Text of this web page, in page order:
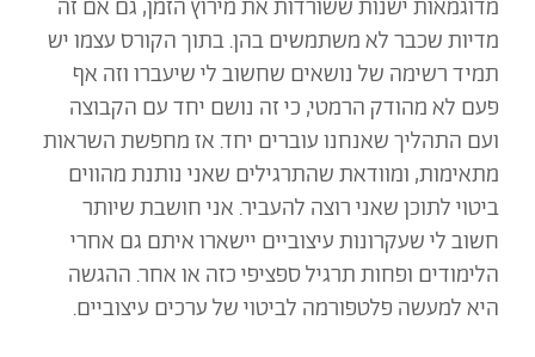
מדוגמאות ישנות ששורדות את מירוץ הזמן, גם אם זה
מדיות שכבר לא משתמשים בהן. בתוך הקורס עצמו יש
תמיד רשימה של נושאים שחשוב לי שיעברו וזה אף
פעם לא מהודק הרמטי, כי זה נושם יחד עם הקבוצה
ועם התהליך שאנחנו עוברים יחד. אז מחפשת השראות
מתאימות, ומוודאת שהתרגילים שאני נותנת מהווים
ביטוי לתוכן שאני רוצה להעביר. אני חושבת שיותר
חשוב לי שעקרונות עיצוביים יישארו איתם גם אחרי
הלימודים ופחות תרגיל ספציפי כזה או אחר. ההגשה
היא למעשה פלטפורמה לביטוי של ערכים עיצוביים.